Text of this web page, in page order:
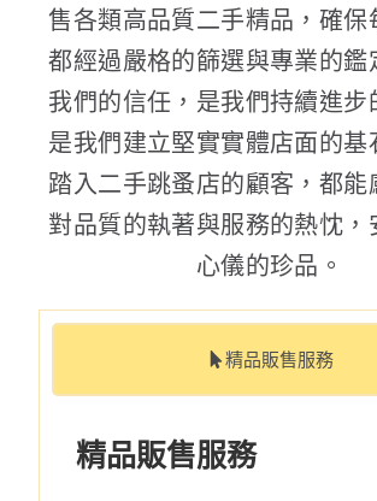
售各類高品質二手精品，確保
都經過嚴格的篩選與專業的鑑
我們的信任，是我們持續進步
是我們建立堅實實體店面的基
踏入二手跳蚤店的顧客，都能
對品質的執著與服務的熱忱，
心儀的珍品。
精品販售服務
精品販售服務